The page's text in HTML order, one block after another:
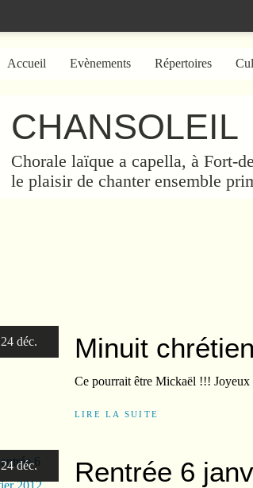
CHANSOLEIL
Chorale laïque a capella, à Fort-
le plaisir de chanter ensemble
Accueil Evènements Répertoires
24 déc. Minuit chrétien
Ce pourrait être Mickaël !!!
LIRE LA SUITE
24 déc. Rentrée 6